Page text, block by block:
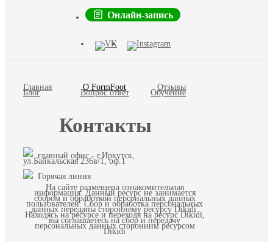
Онлайн-запись
Главная О FormFoot Отзывы
Блог Вопрос ответ Обучение
Контакты
главный офис - г.Иркутск,
ул.Байкальская 236в/1, оф.1
Горячая линия
На сайте размещена ознакомительная
информация. Данный ресурс не занимается
сбором и обработкой персональных данных
пользователей. Сбор и обработка персональных
данных переданы стороннему ресурсу Dikidi.
Находясь на ресурсе и переходя на ресурс Dikidi,
вы соглашаетесь на сбор и передачу
персональных данных сторонним ресурсом
Dikidi